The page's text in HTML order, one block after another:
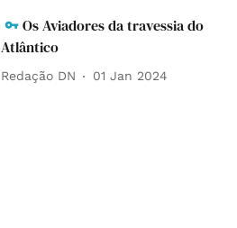
Os Aviadores da travessia do
Atlântico
Redação DN 01 Jan 2024